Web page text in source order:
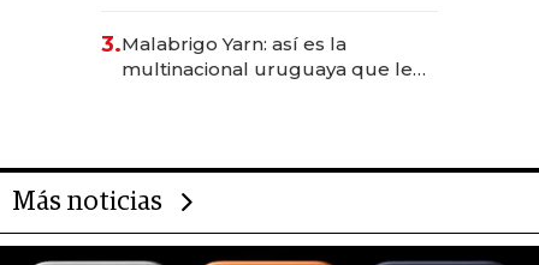
anticipación y prepara apertura
3.Malabrigo Yarn: así es la
multinacional uruguaya que le
Más noticias